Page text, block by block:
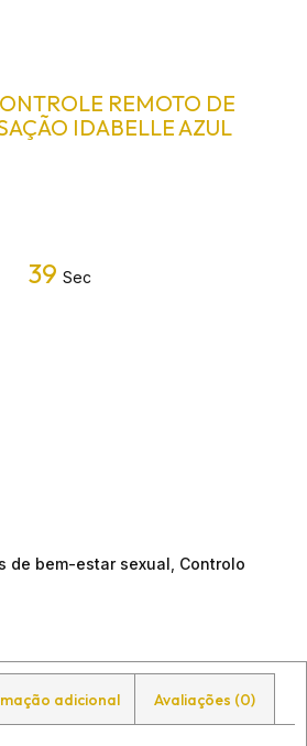
REMOTO DE
IDABELLE AZUL
39 Sec
de bem-estar sexual Controlo
adicional Avaliações (0)